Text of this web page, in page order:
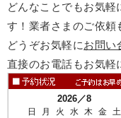
どんなことでもお気
す！業者さまのご依頼
どうぞお気軽にお問い
直接のお電話もお気軽